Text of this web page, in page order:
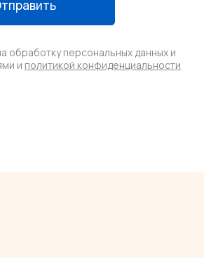
обработку персональных данных и
и политикой конфиденциальности